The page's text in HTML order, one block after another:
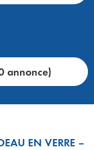
annonce)
EN VERRE –